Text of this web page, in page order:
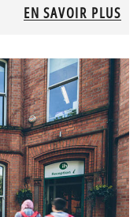
EN SAVOIR PLUS